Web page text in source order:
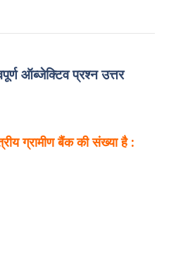
ऑब्जेक्टिव प्रश्न उत्तर
ग्रामीण बैंक की संख्या है :